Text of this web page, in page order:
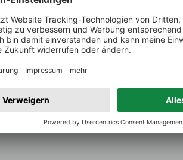
JAHRGANGSBERICHT
Der Ausnahme-Jahrgang 2022 gilt im
bestechen die Weine mit einer
wunderbarem Trinkfluss – eine
Zum Jahrgangsbericht